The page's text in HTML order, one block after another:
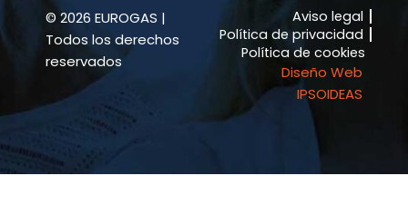
-
f
m
© 2026 EUROGAS |
Todos los derechos
reservados
Aviso legal
Política de privacidad
Política de cookies
Diseño Web
IPSOIDEAS